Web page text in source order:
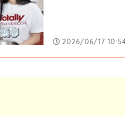
2026/06/17